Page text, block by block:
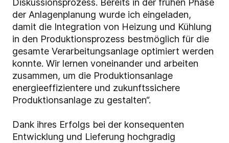
Diskussionsprozess. Bereits in der frühen Phase
der Anlagenplanung wurde ich eingeladen,
damit die Integration von Heizung und Kühlung
in den Produktionsprozess bestmöglich für die
gesamte Verarbeitungsanlage optimiert werden
konnte. Wir lernen voneinander und arbeiten
zusammen, um die Produktionsanlage
energieeffizientere und zukunftssichere
Produktionsanlage zu gestalten“.
Dank ihres Erfolgs bei der konsequenten
Entwicklung und Lieferung hochgradig